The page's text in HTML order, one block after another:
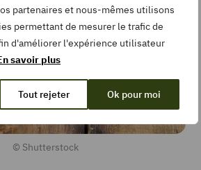
partenaires et nous-mêmes utilisons
permettant de mesurer le trafic de
d'améliorer l'expérience utilisateur
savoir plus
Tout rejeter Ok pour moi
© Shutterstock